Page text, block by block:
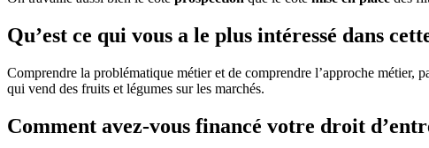
Qu’est ce qui vous a le plus intéressé dans
Comprendre la problématique métier et de comprendre l’approche métier,
qui vend des fruits et légumes sur les marchés.
Comment avez-vous financé votre droit